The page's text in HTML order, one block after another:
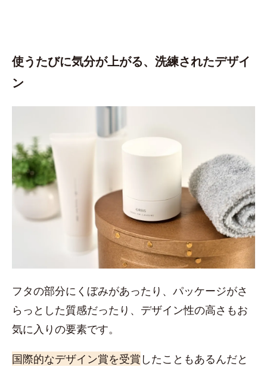
使うたびに気分が上がる、洗練されたデザイ
ン
フタの部分にくぼみがあったり、パッケージがさ
らっとした質感だったり、デザイン性の高さもお
気に入りの要素です。
国際的なデザイン賞を受賞 したこともあるんだと